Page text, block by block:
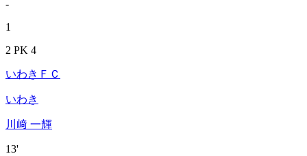
-
1
2 PK 4
いわきＦＣ
いわき
川﨑 一輝
13'